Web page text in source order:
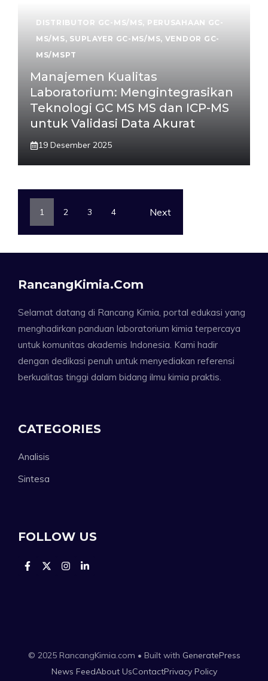
DISTRIBUTOR GC-MS/MS, PERUSAHAAN GC-
MS/MS, SUPLAYER GC-MS/MS, VENDOR GC-
MS/MSPT
Manajemen Kualitas
Laboratorium: Mengintegrasikan
Teknologi GC MS MS dan ICP-MS
untuk Validasi Data Akurat
19 Desember 2025
1 2 3 4 Next
RancangKimia.com
Selamat datang di Rancang Kimia, portal edukasi yang
menghadirkan panduan laboratorium kimia terpercaya
untuk komunitas akademis Indonesia. Kami hadir
dengan dedikasi penuh untuk menyediakan referensi
berkualitas tinggi dalam bidang ilmu kimia praktis.
CATEGORIES
Analisis
Sintesa
FOLLOW US
© 2025 RancangKimia.com • Built with GeneratePress
News FeedAbout UsContactPrivacy Policy